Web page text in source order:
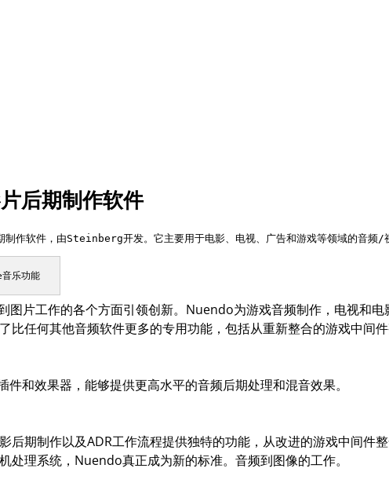
后期制作软件
作软件，由Steinberg开发。它主要用于电影、电视、广告和游戏等领域的音频/
乐功能
片工作的各个方面引领创新。Nuendo为游戏音频制作，电视和电
比任何其他音频软件更多的专用功能，包括从重新整合的游戏中间
和效果器，能够提供更高水平的音频后期处理和混音效果。
后期制作以及ADR工作流程提供独特的功能，从改进的游戏中间件
处理系统，Nuendo真正成为新的标准。音频到图像的工作。